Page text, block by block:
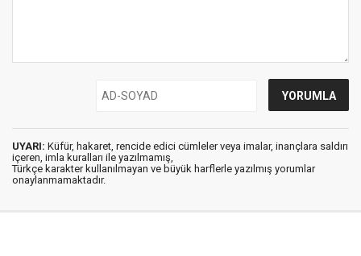
UYARI: Küfür, hakaret, rencide edici cümleler veya imalar, inançlara saldırı
içeren, imla kuralları ile yazılmamış,
Türkçe karakter kullanılmayan ve büyük harflerle yazılmış yorumlar
onaylanmamaktadır.